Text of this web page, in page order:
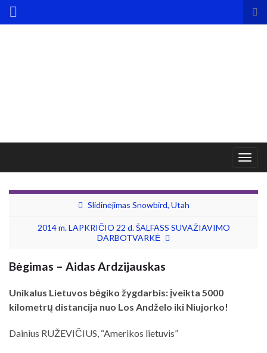
Slidinėjimas Snowbird, Utah
2014 m. LAPKRIČIO 22 d. ŠALFASS SUVAŽIAVIMO
DARBOTVARKĖ
Bėgimas – Aidas Ardzijauskas
Unikalus Lietuvos bėgiko žygdarbis: įveikta 5000
kilometrų distancija nuo Los Andželo iki Niujorko!
Dainius RUŽEVIČIUS, “Amerikos lietuvis”